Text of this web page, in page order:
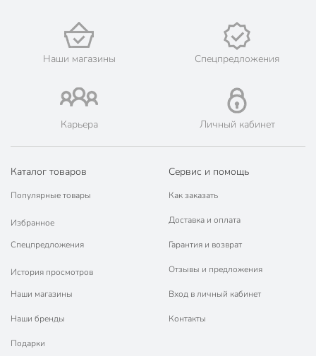
Борисовская
керамика
С крышкой
без крышки
фарфор
подставки
Цвет
белый
Артикул производителя
ФРФ88801316
Модель
Карнавал
Вес в упаковке
295 г
Габариты упаковки
6 x 12 x 16 см
Наши магазины Спецпредложения
Карьера Личный кабинет
Каталог товаров
Популярные товары
Избранное
Спецпредложения
История просмотров
Наши магазины
Наши бренды
Подарки
Сервис и помощь
Как заказать
Доставка и оплата
Гарантия и возврат
Отзывы и предложения
Вход в личный кабинет
Контакты